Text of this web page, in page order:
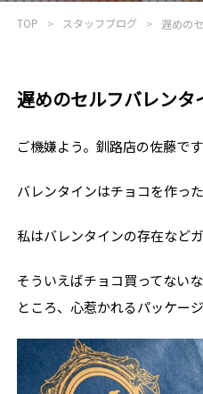
TOP スタッフブログ 遅めの
遅めのセルフバレンタ
ご機嫌よう。釧路店の佐藤です
バレンタインはチョコを作っ
私はバレンタインの存在など
そういえばチョコ買ってない
ところ、心惹かれるパッケー